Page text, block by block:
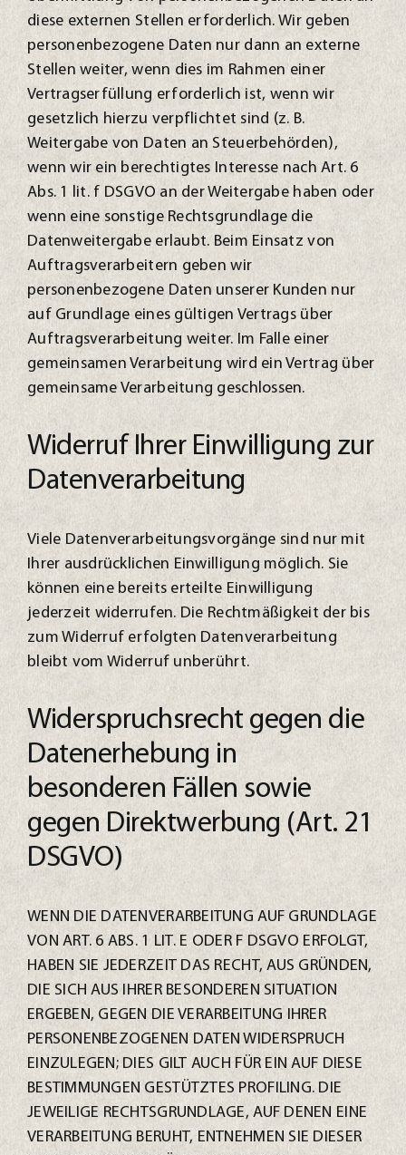
diese externen Stellen erforderlich. Wir geben
personenbezogene Daten nur dann an externe
Stellen weiter, wenn dies im Rahmen einer
Vertragserfüllung erforderlich ist, wenn wir
gesetzlich hierzu verpflichtet sind (z. B.
Weitergabe von Daten an Steuerbehörden),
wenn wir ein berechtigtes Interesse nach Art. 6
Abs. 1 lit. f DSGVO an der Weitergabe haben oder
wenn eine sonstige Rechtsgrundlage die
Datenweitergabe erlaubt. Beim Einsatz von
Auftragsverarbeitern geben wir
personenbezogene Daten unserer Kunden nur
auf Grundlage eines gültigen Vertrags über
Auftragsverarbeitung weiter. Im Falle einer
gemeinsamen Verarbeitung wird ein Vertrag über
gemeinsame Verarbeitung geschlossen.
Widerruf Ihrer Einwilligung zur
Datenverarbeitung
Viele Datenverarbeitungsvorgänge sind nur mit
Ihrer ausdrücklichen Einwilligung möglich. Sie
können eine bereits erteilte Einwilligung
jederzeit widerrufen. Die Rechtmäßigkeit der bis
zum Widerruf erfolgten Datenverarbeitung
bleibt vom Widerruf unberührt.
Widerspruchsrecht gegen die
Datenerhebung in
besonderen Fällen sowie
gegen Direktwerbung (Art. 21
DSGVO)
WENN DIE DATENVERARBEITUNG AUF GRUNDLAGE
VON ART. 6 ABS. 1 LIT. E ODER F DSGVO ERFOLGT,
HABEN SIE JEDERZEIT DAS RECHT, AUS GRÜNDEN,
DIE SICH AUS IHRER BESONDEREN SITUATION
ERGEBEN, GEGEN DIE VERARBEITUNG IHRER
PERSONENBEZOGENEN DATEN WIDERSPRUCH
EINZULEGEN; DIES GILT AUCH FÜR EIN AUF DIESE
BESTIMMUNGEN GESTÜTZTES PROFILING. DIE
JEWEILIGE RECHTSGRUNDLAGE, AUF DENEN EINE
VERARBEITUNG BERUHT, ENTNEHMEN SIE DIESER